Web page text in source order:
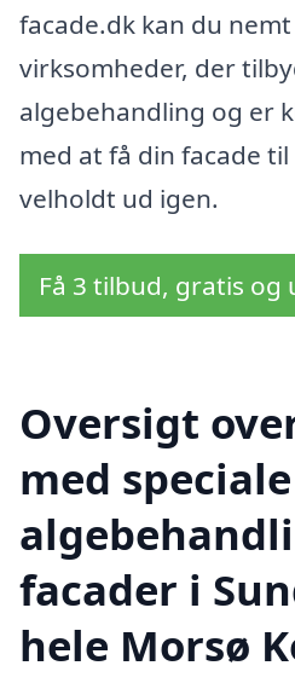
facade.dk kan du
virksomheder, der
algebehandling og er
med at få din facade
velholdt ud igen.
Få 3 tilbud, gratis
Oversigt
med
facader i
hele Morsø